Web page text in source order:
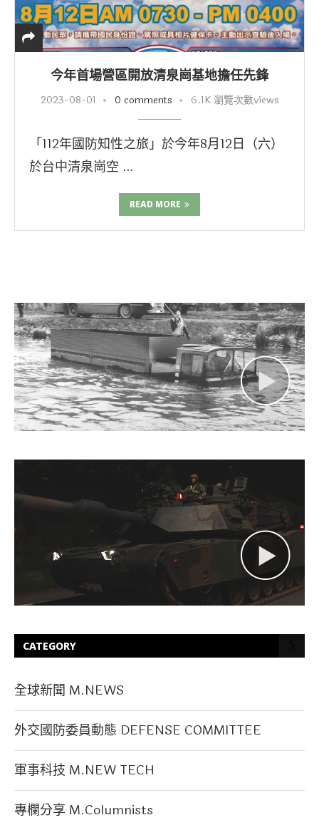
今年首場營區開放清泉崗基地擔任先鋒
2023-08-01 0 comments 6.1K 瀏覽次數views
「112年國防知性之旅」於今年8月12日（六）
於台中清泉崗空 …
READ MORE
CATEGORY
全球新聞 M.NEWS
外交國防委員動態 DEFENSE COMMITTEE
軍事科技 M.NEW TECH
專欄分享 M.Columnists